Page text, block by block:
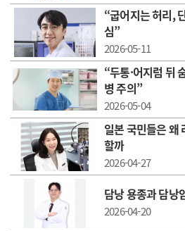
“ 굽어지는 허리,
심”
2026-05-11
“두통·어지럼 뒤
병 주의”
2026-05-04
일본 국민들은 왜
할까
2026-04-27
담낭 용종과 담낭
2026-04-20